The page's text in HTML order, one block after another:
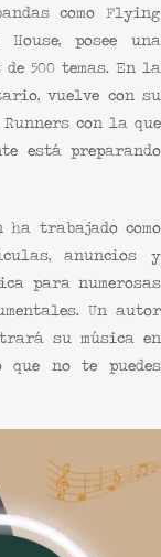
como Flying
posee una
500 temas. En la
vuelve con su
con la que
está preparando
ha trabajado como
anuncios y
para numerosas
Un autor
su música en
que no te puedes